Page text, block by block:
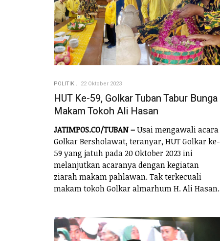
POLITIK 22 Oktober 2023
HUT Ke-59, Golkar Tuban Tabur Bunga
Makam Tokoh Ali Hasan
JATIMPOS.CO/TUBAN –Usai mengawali acara
Golkar Bersholawat, teranyar, HUT Golkar ke-
59 yang jatuh pada 20 Oktober 2023 ini
melanjutkan acaranya dengan kegiatan
ziarah makam pahlawan. Tak terkecuali
makam tokoh Golkar almarhum H. Ali Hasan.